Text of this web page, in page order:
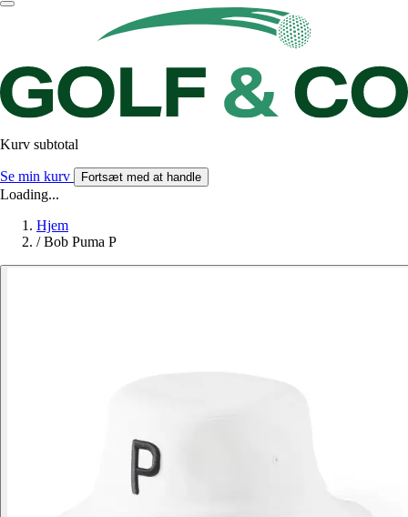
Kurv subtotal
Se min kurv Fortsæt med at handle
Loading...
Hjem
/ Bob Puma P